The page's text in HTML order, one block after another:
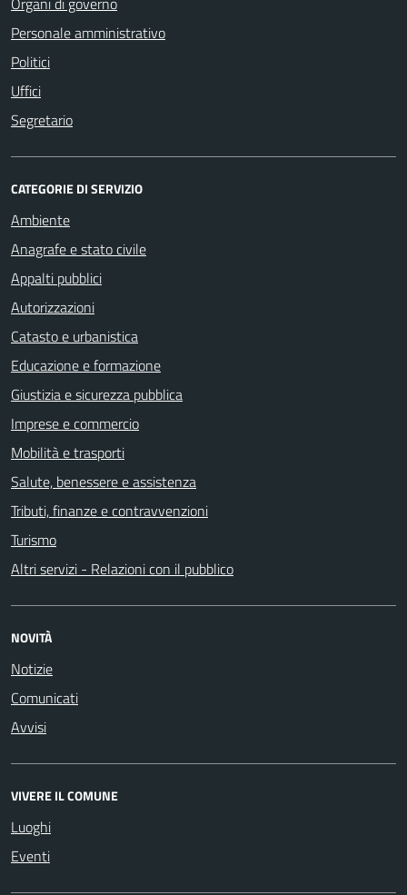
Personale amministrativo
Politici
Uffici
Segretario
CATEGORIE DI SERVIZIO
Ambiente
Anagrafe e stato civile
Appalti pubblici
Autorizzazioni
Catasto e urbanistica
Educazione e formazione
Giustizia e sicurezza pubblica
Imprese e commercio
Mobilità e trasporti
Salute, benessere e assistenza
Tributi, finanze e contravvenzioni
Turismo
Altri servizi - Relazioni con il pubblico
NOVITÀ
Notizie
Comunicati
Avvisi
VIVERE IL COMUNE
Luoghi
Eventi